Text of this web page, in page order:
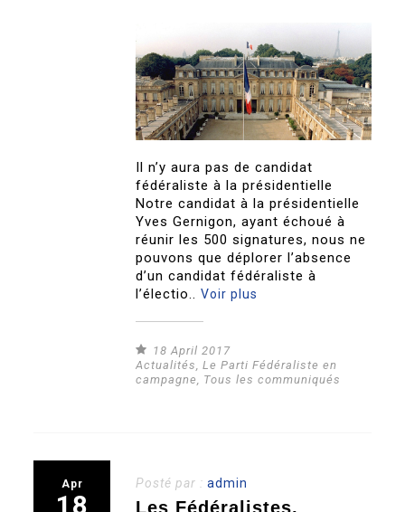
Il n’y aura pas de candidat
fédéraliste à la présidentielle
Notre candidat à la présidentielle
Yves Gernigon, ayant échoué à
réunir les 500 signatures, nous ne
pouvons que déplorer l’absence
d’un candidat fédéraliste à
l’électio..Voir plus
18 April 2017
Actualités ,Le Parti Fédéraliste en
campagne
Tous les communiqués
Apr
18
Posté par :admin
Les Fédéralistes,